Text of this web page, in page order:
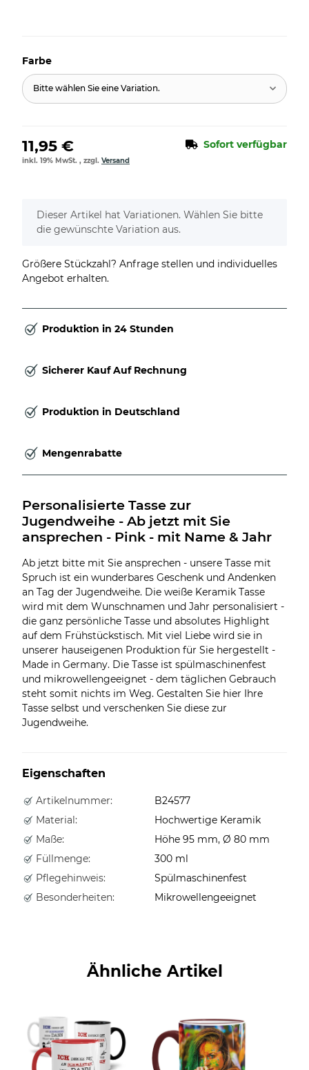
Farbe
Bitte wählen Sie eine Variation.
11,95 € Sofort verfügbar
inkl. 19% MwSt. , zzgl. Versand
x
Dieser Artikel hat Variationen. Wählen Sie bitte
die gewünschte Variation aus.
Größere Stückzahl? Anfrage stellen und individuelles
Angebot erhalten.
Produktion in 24 Stunden
Sicherer Kauf Auf Rechnung
Produktion in Deutschland
Mengenrabatte
Personalisierte Tasse zur
Jugendweihe - Ab jetzt mit Sie
ansprechen - Pink - mit Name & Jahr
Ab jetzt bitte mit Sie ansprechen - unsere Tasse mit
Spruch ist ein wunderbares Geschenk und Andenken
an Tag der Jugendweihe. Die weiße Keramik Tasse
wird mit dem Wunschnamen und Jahr personalisiert -
die ganz persönliche Tasse und absolutes Highlight
auf dem Frühstückstisch. Mit viel Liebe wird sie in
unserer hauseigenen Produktion für Sie hergestellt -
Made in Germany. Die Tasse ist spülmaschinenfest
und mikrowellengeeignet - dem täglichen Gebrauch
steht somit nichts im Weg. Gestalten Sie hier Ihre
Tasse selbst und verschenken Sie diese zur
Jugendweihe.
Eigenschaften
Artikelnummer:
B24577
Material:
Hochwertige Keramik
Maße:
Höhe 95 mm, Ø 80 mm
Füllmenge:
300 ml
Pflegehinweis:
Spülmaschinenfest
Besonderheiten:
Mikrowellengeeignet
Ähnliche Artikel